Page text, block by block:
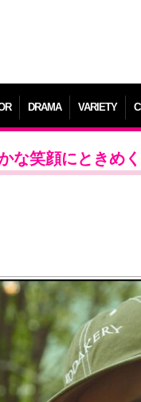
DRAMA VARIETY
な笑顔にときめ